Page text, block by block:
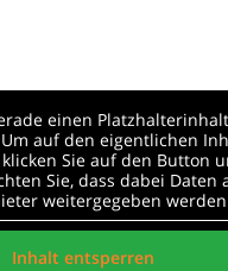
einen
auf den eigentlichen
Sie auf den Button
Sie, dass dabei Daten
weitergegeben
Inhalt entsperren